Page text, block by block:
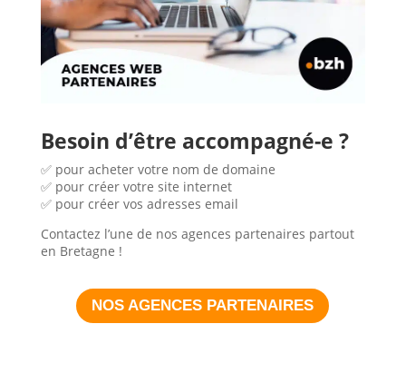
Besoin d’être accompagné-e ?
✅ pour acheter votre nom de domaine
✅ pour créer votre site internet
✅ pour créer vos adresses email
Contactez l’une de nos agences partenaires partout
en Bretagne !
NOS AGENCES PARTENAIRES